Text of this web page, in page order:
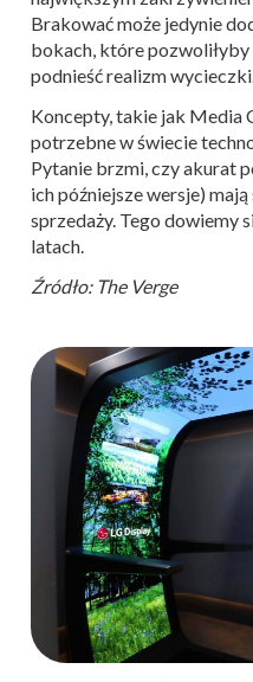
Brakować może jedynie
bokach, które pozwoliłyby
podnieść realizm
Koncepty, takie jak Media
potrzebne w świecie
Pytanie brzmi, czy akurat
ich późniejsze wersje)
sprzedaży. Tego dowiemy
latach.
Źródło: The Verge